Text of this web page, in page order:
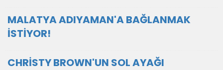
MALATYA ADIYAMAN'A BAĞLANMAK
İSTİYOR!
CHRİSTY BROWN'UN SOL AYAĞI